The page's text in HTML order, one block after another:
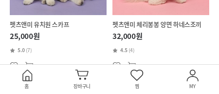
펫츠앤미 유치원 스카프
25,000원
5.0 (7)
펫츠앤미 체리봉봉 양면 하네스조끼
32,000원
4.5 (4)
홈 장바구니 찜 MY